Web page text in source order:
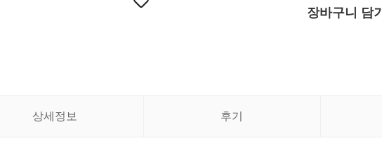
장바구니 담기
상세정보 후기